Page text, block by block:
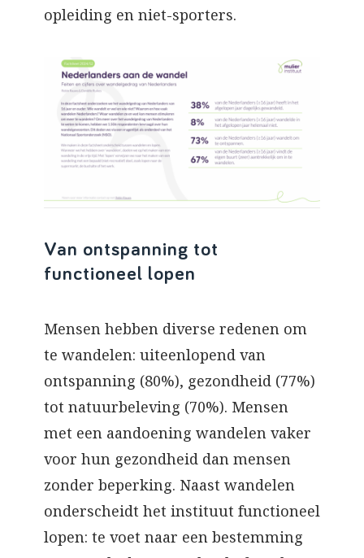
opleiding en niet-sporters.
Van ontspanning tot
functioneel lopen
Mensen hebben diverse redenen om
te wandelen: uiteenlopend van
ontspanning (80%), gezondheid (77%)
tot natuurbeleving (70%). Mensen
met een aandoening wandelen vaker
voor hun gezondheid dan mensen
zonder beperking. Naast wandelen
onderscheidt het instituut functioneel
lopen: te voet naar een bestemming